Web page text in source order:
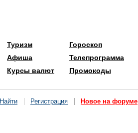
Туризм
Афиша
Курсы валют
Гороскоп
Телепрограмма
Промокоды
Найти Регистрация Новое на форуме